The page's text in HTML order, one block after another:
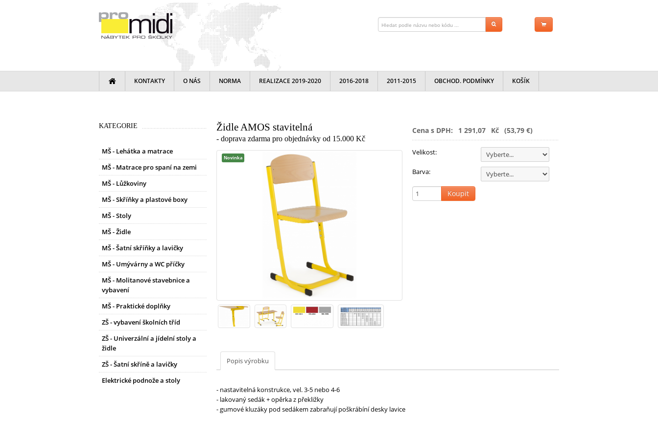
KONTAKTY O NÁS NORMA REALIZACE 2019-2020 2016-2018 2011-2015 OBCHOD. PODMÍNKY KOŠÍK
KATEGORIE
MŠ - Lehátka a matrace
MŠ - Matrace pro spaní na zemi
MŠ - Lůžkoviny
MŠ - Skříňky a plastové boxy
MŠ - Stoly
MŠ - Židle
MŠ - Šatní skříňky a lavičky
MŠ - Umývárny a WC příčky
MŠ - Molitanové stavebnice a
vybavení
MŠ - Praktické doplňky
ZŠ - vybavení školních tříd
ZŠ - Univerzální a jídelní stoly a
židle
ZŠ - Šatní skříně a lavičky
Elektrické podnože a stoly
Židle AMOS stavitelná
- doprava zdarma pro objednávky od 15.000 Kč
Novinka
Cena s DPH: 1 291,07 Kč (53,79 €)
Velikost:
Barva:
Popis výrobku
- nastavitelná konstrukce, vel. 3-5 nebo 4-6
- lakovaný sedák + opěrka z překližky
- gumové kluzáky pod sedákem zabraňují poškrábíní desky lavice